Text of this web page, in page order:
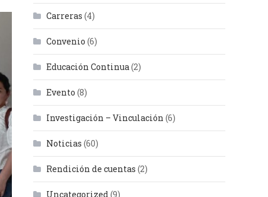
Carreras (4)
Convenio (6)
Educación Continua(2)
Evento (8)
Investigación – Vinculación (6)
Noticias (60)
Rendición de cuentas (2)
Uncategorized(9)